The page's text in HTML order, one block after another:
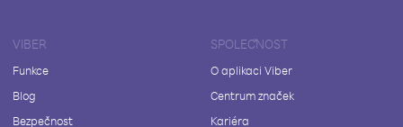
VIBER
Funkce
Blog
Bezpečnost
SPOLEČNOST
O aplikaci Viber
Centrum značek
Kariéra